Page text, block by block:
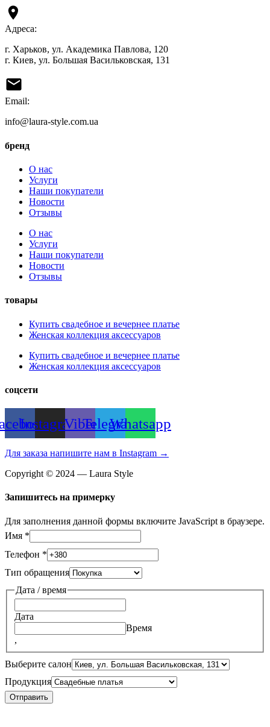
Адреса:
г. Харьков, ул. Академика Павлова, 120
г. Киев, ул. Большая Васильковская, 131
Email:
info@laura-style.com.ua
бренд
О нас
Услуги
Наши покупатели
Новости
Отзывы
О нас
Услуги
Наши покупатели
Новости
Отзывы
товары
Купить свадебное и вечернее платье
Женская коллекция аксессуаров
Купить свадебное и вечернее платье
Женская коллекция аксессуаров
соцсети
InstagramViberTelegramWhatsapp
Для заказа напишите нам в Instagram →
Copyright © 2024 — Laura Style
Запишитесь на примерку
Для заполнения данной формы включите JavaScript в браузере.
Имя *
Телефон *
Тип обращения
Дата / время
Дата
Время
,
Выберите салон
Продукция
Отправить